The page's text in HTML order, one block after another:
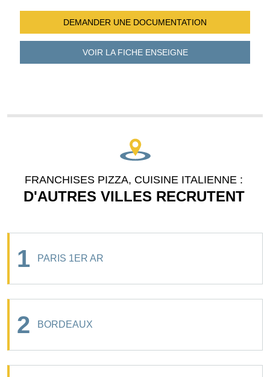
DEMANDER UNE DOCUMENTATION
VOIR LA FICHEENSEIGNE
FRANCHISES PIZZA, CUISINE ITALIENNE :
D'AUTRES VILLES RECRUTENT
1 PARIS 1ER AR
2 BORDEAUX